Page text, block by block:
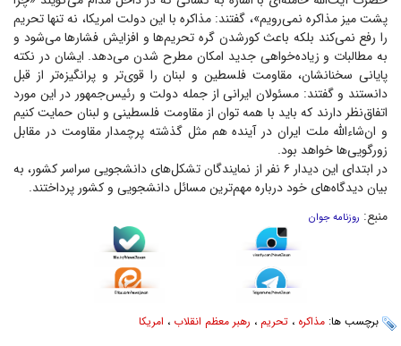
پشت میز مذاکره نمی‌رویم»، گفتند: مذاکره با این دولت امریکا، نه تنها تحریم
را رفع نمی‌کند بلکه باعث کورشدن گره تحریم‌ها و افزایش فشار‌ها می‌شود و
به مطالبات و زیاده‌خواهی جدید امکان مطرح شدن می‌دهد. ایشان در نکته
پایانی سخنانشان، مقاومت فلسطین و لبنان را قوی‌تر و پرانگیزه‌تر از قبل
دانستند و گفتند: مسئولان ایرانی از جمله دولت و رئیس‌جمهور در این مورد
اتفاق‌نظر دارند که باید با همه توان از مقاومت فلسطینی و لبنان حمایت کنیم
و ان‌شاءالله ملت ایران در آینده هم مثل گذشته پرچمدار مقاومت در مقابل
زورگویی‌ها خواهد بود.
در ابتدای این دیدار ۶ نفر از نمایندگان تشکل‌های دانشجویی سراسر کشور، به
بیان دیدگاه‌های خود درباره مهم‌ترین مسائل دانشجویی و کشور پرداختند.
منبع: روزنامه جوان
برچسب ها: مذاکره ، تحریم‌ ، رهبر معظم انقلاب ، امریکا